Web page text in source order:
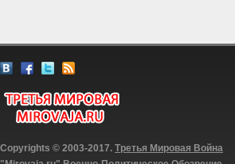
Copyrights © 2003-2017. Третья Мировая Война